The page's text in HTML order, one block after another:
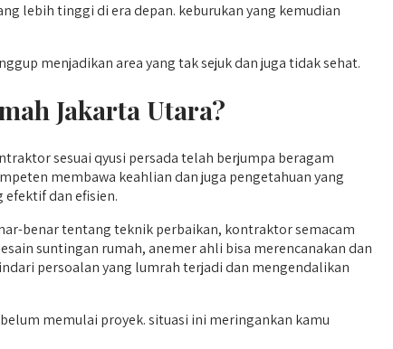
lebih tinggi di era depan. keburukan yang kemudian
menjadikan area yang tak sejuk dan juga tidak sehat.
Jakarta Utara?
sesuai qyusi persada telah berjumpa beragam
membawa keahlian dan juga pengetahuan yang
dan efisien.
benar tentang teknik perbaikan, kontraktor semacam
suntingan rumah, anemer ahli bisa merencanakan dan
persoalan yang lumrah terjadi dan mengendalikan
memulai proyek. situasi ini meringankan kamu